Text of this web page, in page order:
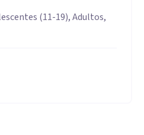
con la
(11-19), Adultos,